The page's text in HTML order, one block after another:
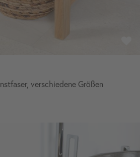
verschiedene Größen